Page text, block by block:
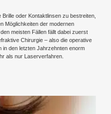
oder Kontaktlinsen zu bestreiten,
Möglichkeiten der modernen
meisten Fällen fällt dabei zuerst
Chirurgie – also die operative
in den letzten Jahrzehnten enorm
als nur Laserverfahren.